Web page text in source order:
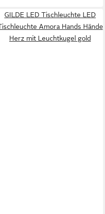
GILDE LED Tischleuchte LED
Amora Hands Hände
Herz mit Leuchtkugel gold